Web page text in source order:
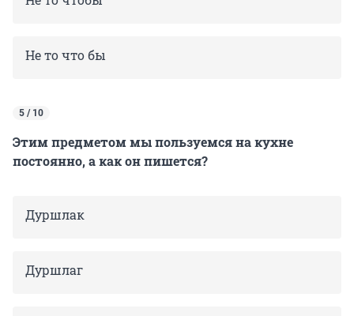
Не то что бы
5 / 10
Этим предметом мы пользуемся на кухне
постоянно, а как он пишется?
Дуршлак
Дуршлаг